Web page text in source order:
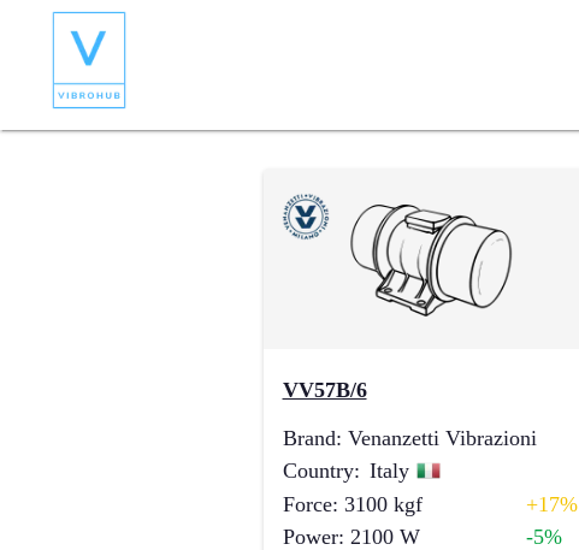
VV57B/6
Brand: Venanzetti Vibrazioni
Country: Italy
Force: 3100 kgf
+17%
Power: 2100 W
-5%